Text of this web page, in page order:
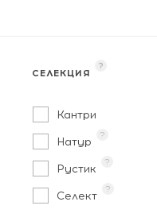
СЕЛЕКЦИЯ
?
Кантри
Натур
?
Рустик
?
Селект
?